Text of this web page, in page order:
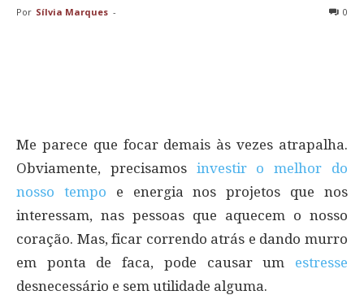
Por Sílvia Marques - 0
Me parece que focar demais às vezes atrapalha.
Obviamente, precisamos investir o melhor do
nosso tempo e energia nos projetos que nos
interessam, nas pessoas que aquecem o nosso
coração. Mas, ficar correndo atrás e dando murro
em ponta de faca, pode causar um estresse
desnecessário e sem utilidade alguma.